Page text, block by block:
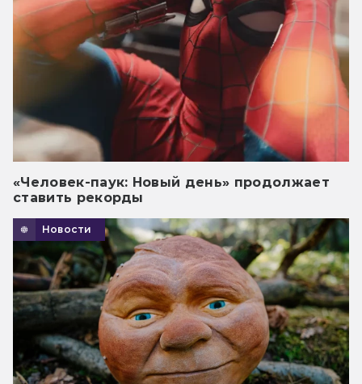
«Человек-паук: Новый день» продолжает
ставить рекорды
Новости